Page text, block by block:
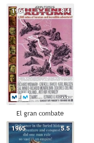
8.4
1964
El gran combate
5.5
1965